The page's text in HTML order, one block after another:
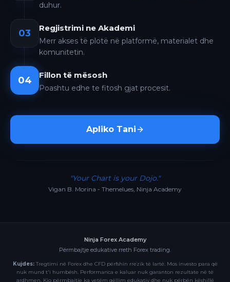
duhur.
03 Regjistrimi ne Akademi
Merr akses të plotë në platformë, materialet dhe
komunitetin.
04 Fillon të mësosh
Poashtu edhe te fitosh gjat procesit.
Apliko Tani
"Your Chart is your Dojo."
Vigan B. Morina - Themelues, Ninja Academy
Ninja Forex Academy
Përmbajtje edukative rreth Forex trading.
Kujdes:Tregtimi në Forex dhe CFD përfshin rrezik të lartë. Mos investo para që
nuk mund t'i humbësh. Performanca e kaluar nuk garanton rezultate në të
ardhmen. Kjo përmbajtje ka vetëm qëllim edukativ dhe nuk përbën këshillë